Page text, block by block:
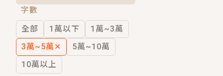
穿越｜《穿越遠古後成了野人娘子》你
字數
全部
1萬以下
1萬~3萬
3萬~5萬 ✕
5萬~10萬
10萬以上